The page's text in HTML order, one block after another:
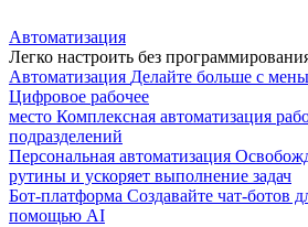
Автоматизация
Легко настроить без
Автоматизация Делайте больше с
Цифровое рабочее
место Комплексная автоматизация
подразделений
Персональная автоматизация
рутины и ускоряет выполнение задач
Бот-платформа Создавайте чат-ботов
помощью AI